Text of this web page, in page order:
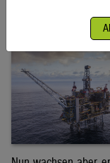
Brent-Ölpreis
4. August 2026, Wien